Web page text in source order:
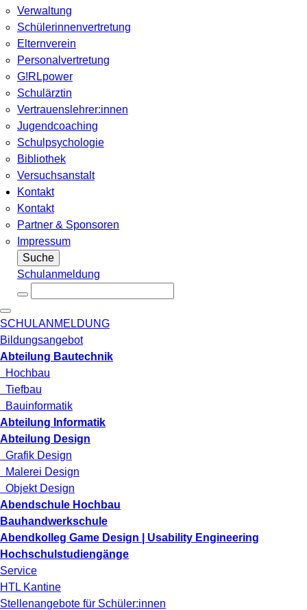
Verwaltung
Schülerinnenvertretung
Elternverein
Personalvertretung
G!RLpower
Schulärztin
Vertrauenslehrer:innen
Jugendcoaching
Schulpsychologie
Bibliothek
Versuchsanstalt
Kontakt
Kontakt
Partner & Sponsoren
Impressum
Suche
Schulanmeldung
SCHULANMELDUNG
Bildungsangebot
Abteilung Bautechnik
Hochbau
Tiefbau
Bauinformatik
Abteilung Informatik
Abteilung Design
Grafik Design
Malerei Design
Objekt Design
Abendschule Hochbau
Bauhandwerkschule
Abendkolleg Game Design | Usability Engineering
Hochschulstudiengänge
Service
HTL Kantine
Stellenangebote für Schüler:innen